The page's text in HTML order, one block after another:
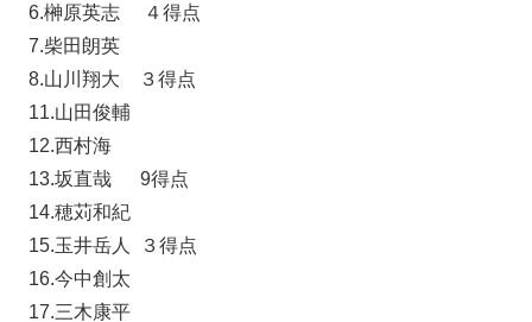
6.榊原英志 ４得点
7.柴田朗英
8.山川翔大 ３ 得点
11.山田俊輔
12.西村海
13.坂直哉 9得点
14.穂苅和紀
15.玉井岳人
３ 得点
16.今中創太
17.三木康平